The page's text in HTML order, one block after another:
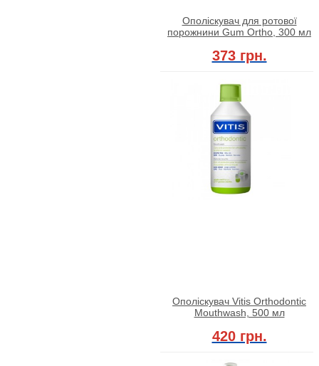
Ополіскувач для ротової
порожнини Gum Ortho, 300 мл
373 грн.
Ополіскувач Vitis Orthodontic
Mouthwash, 500 мл
420 грн.